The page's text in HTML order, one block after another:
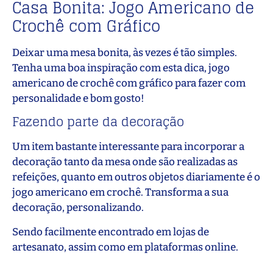
Casa Bonita: Jogo Americano de
Crochê com Gráfico
Deixar uma mesa bonita, às vezes é tão simples.
Tenha uma boa inspiração com esta dica, jogo
americano de crochê com gráfico para fazer com
personalidade e bom gosto!
Fazendo parte da decoração
Um item bastante interessante para incorporar a
decoração tanto da mesa onde são realizadas as
refeições, quanto em outros objetos diariamente é o
jogo americano em crochê. Transforma a sua
decoração, personalizando.
Sendo facilmente encontrado em lojas de
artesanato, assim como em plataformas online.